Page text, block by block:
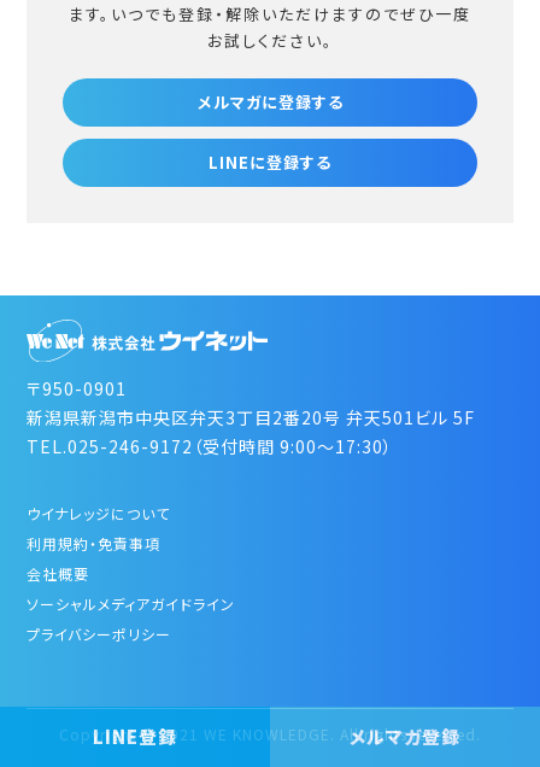
LINE登録 メルマガ登録
ます。 いつでも登録・解除いただけますのでぜひ一度
お試しください。
メルマガに登録する
LINEに登録する
〒950-0901
新潟県新潟市中央区弁天3丁目2番20号 弁天501ビル 5F
TEL.025-246-9172（受付時間 9:00～17:30）
ウイナレッジについて
利用規約・免責事項
会社概要
ソーシャルメディアガイドライン
プライバシーポリシー
Copyright © 2021 WE KNOWLEDGE. All rights reserved.